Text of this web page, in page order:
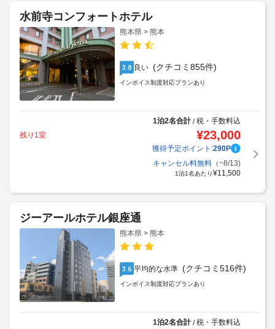
水前寺コンフォートホテル
熊本県 > 熊本
3.8 良い (クチコミ855件)
インボイス制度対応プランあり
1泊2名合計/税・手数料込
残り1室
¥23,000
獲得予定ポイント:290P
キャンセル料無料（~8/13)
1泊1名あたり¥11,500
ジーアールホテル銀座通
熊本県 > 熊本
3.6 平均的な水準 (クチコミ516件)
インボイス制度対応プランあり
1泊2名合計/税・手数料込